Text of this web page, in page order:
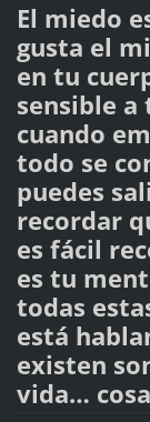
El miedo
gusta el
en tu
sensible
cuando
todo se
puedes
recordar
es fácil
es tu
todas
está
existen
vida…